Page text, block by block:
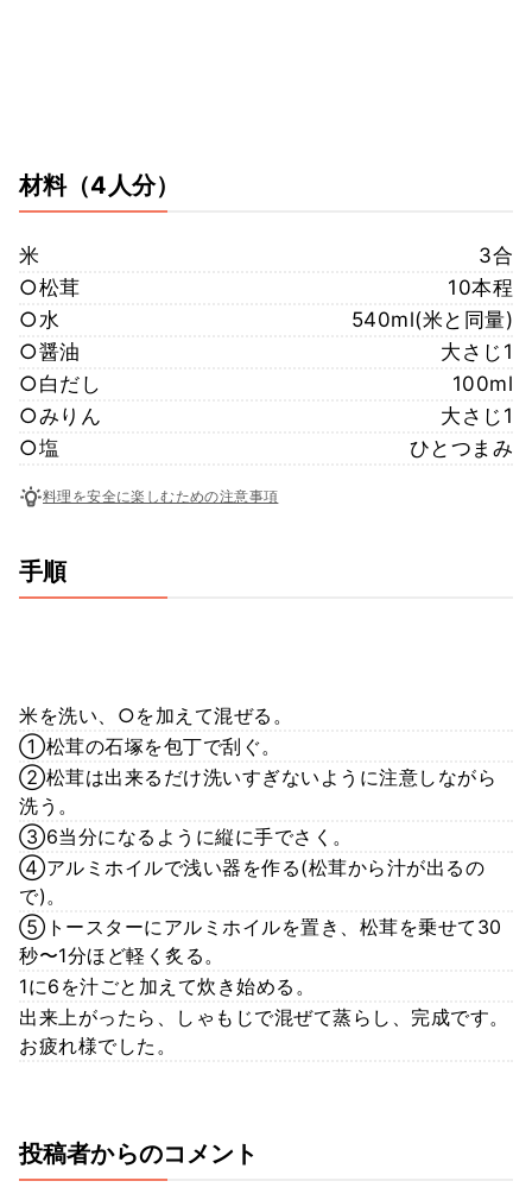
材料（4人分）
米
3合
○松茸
10本程
○水
540ml(米と同量)
○醤油
大さじ1
○白だし
100ml
○みりん
大さじ1
○塩
ひとつまみ
料理を安全に楽しむための注意事項
手順
米を洗い、○を加えて混ぜる。
①松茸の石塚を包丁で刮ぐ。
②松茸は出来るだけ洗いすぎないように注意しながら
洗う。
③6当分になるように縦に手でさく。
④アルミホイルで浅い器を作る(松茸から汁が出るの
で)。
⑤トースターにアルミホイルを置き、松茸を乗せて30
秒〜1分ほど軽く炙る。
1に6を汁ごと加えて炊き始める。
出来上がったら、しゃもじで混ぜて蒸らし、完成です。
お疲れ様でした。
投稿者からのコメント